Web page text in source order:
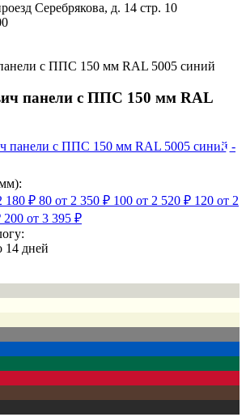
Серебрякова, д. 14 стр. 10
с ППС 150 мм RAL 5005 синий
панели с ППС 150 мм RAL
180 ₽ 80 от 2 350 ₽ 100 от 2 520 ₽ 120 от 2
200 от 3 395 ₽
14 дней